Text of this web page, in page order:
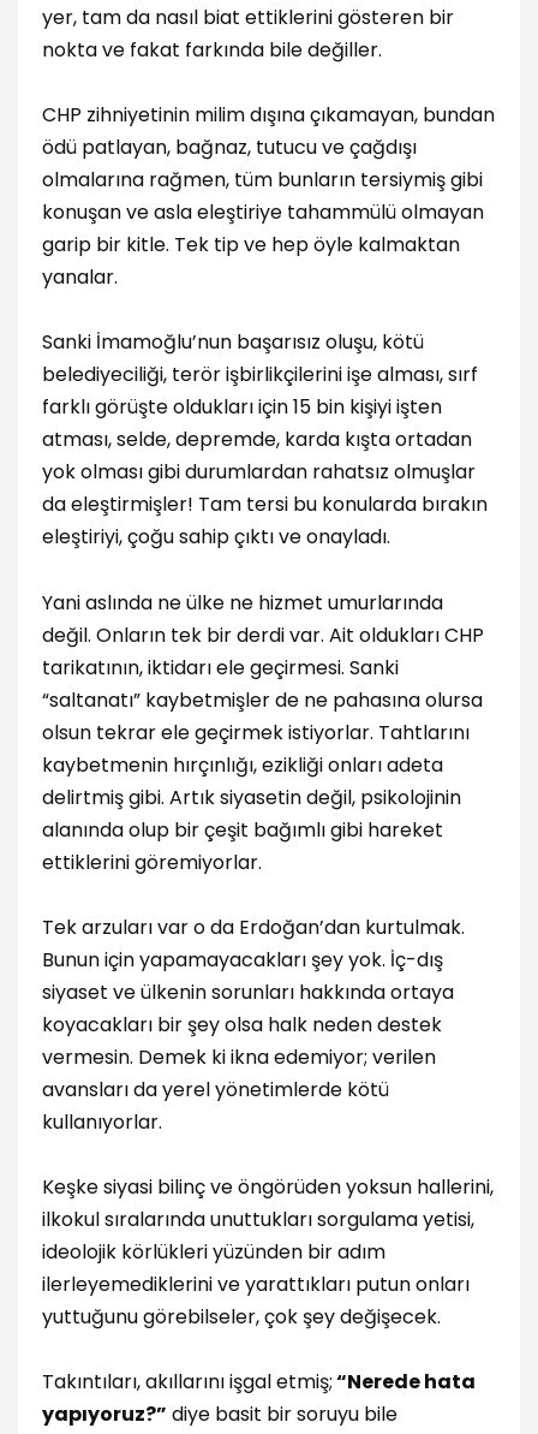
yer, tam da nasıl biat ettiklerini gösteren bir
nokta ve fakat farkında bile değiller.
CHP zihniyetinin milim dışına çıkamayan, bundan
ödü patlayan, bağnaz, tutucu ve çağdışı
olmalarına rağmen, tüm bunların tersiymiş gibi
konuşan ve asla eleştiriye tahammülü olmayan
garip bir kitle. Tek tip ve hep öyle kalmaktan
yanalar.
Sanki İmamoğlu’nun başarısız oluşu, kötü
belediyeciliği, terör işbirlikçilerini işe alması, sırf
farklı görüşte oldukları için 15 bin kişiyi işten
atması, selde, depremde, karda kışta ortadan
yok olması gibi durumlardan rahatsız olmuşlar
da eleştirmişler! Tam tersi bu konularda bırakın
eleştiriyi, çoğu sahip çıktı ve onayladı.
Yani aslında ne ülke ne hizmet umurlarında
değil. Onların tek bir derdi var. Ait oldukları CHP
tarikatının, iktidarı ele geçirmesi. Sanki
“saltanatı” kaybetmişler de ne pahasına olursa
olsun tekrar ele geçirmek istiyorlar. Tahtlarını
kaybetmenin hırçınlığı, ezikliği onları adeta
delirtmiş gibi. Artık siyasetin değil, psikolojinin
alanında olup bir çeşit bağımlı gibi hareket
ettiklerini göremiyorlar.
Tek arzuları var o da Erdoğan’dan kurtulmak.
Bunun için yapamayacakları şey yok. İç-dış
siyaset ve ülkenin sorunları hakkında ortaya
koyacakları bir şey olsa halk neden destek
vermesin. Demek ki ikna edemiyor; verilen
avansları da yerel yönetimlerde kötü
kullanıyorlar.
Keşke siyasi bilinç ve öngörüden yoksun hallerini,
ilkokul sıralarında unuttukları sorgulama yetisi,
ideolojik körlükleri yüzünden bir adım
ilerleyemediklerini ve yarattıkları putun onları
yuttuğunu görebilseler, çok şey değişecek.
Takıntıları, akıllarını işgal etmiş;“Nerede hata
yapıyoruz?” diye basit bir soruyu bile